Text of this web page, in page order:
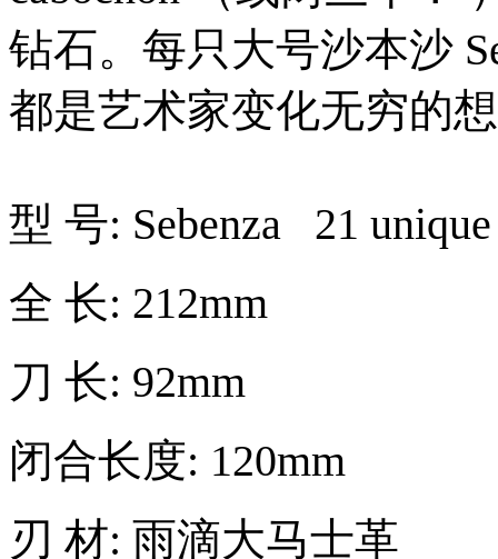
钻石。每只大号沙本沙
都是艺术家变化无穷的
型 号: Sebenza 21
全 长: 212mm
刀 长: 92mm
闭合长度: 120mm
刃 材: 雨滴大马士革